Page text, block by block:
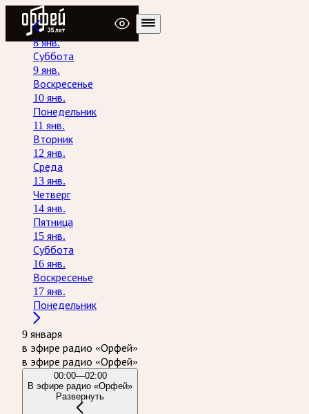
Радио Орфей
8 янв.
Суббота
9 янв.
Воскресенье
10 янв.
Понедельник
11 янв.
Вторник
12 янв.
Среда
13 янв.
Четверг
14 янв.
Пятница
15 янв.
Суббота
16 янв.
Воскресенье
17 янв.
Понедельник
9 января
в эфире радио «Орфей»
в эфире радио «Орфей»
00:00—02:00
В эфире радио «Орфей»
Развернуть